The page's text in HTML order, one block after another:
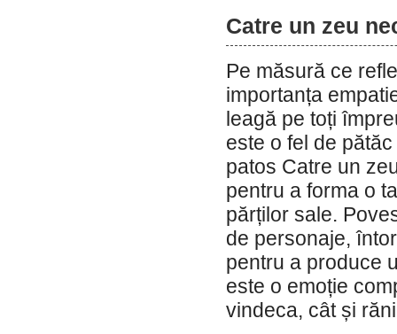
Catre un zeu
Pe măsură ce
importanța
leagă pe toți
este o fel de
patos Catre un
pentru a forma o
părților sale.
de personaje,
pentru a produce
este o emoție
vindeca, cât și